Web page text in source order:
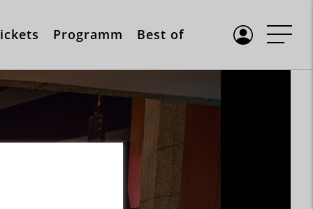
Programm Best of